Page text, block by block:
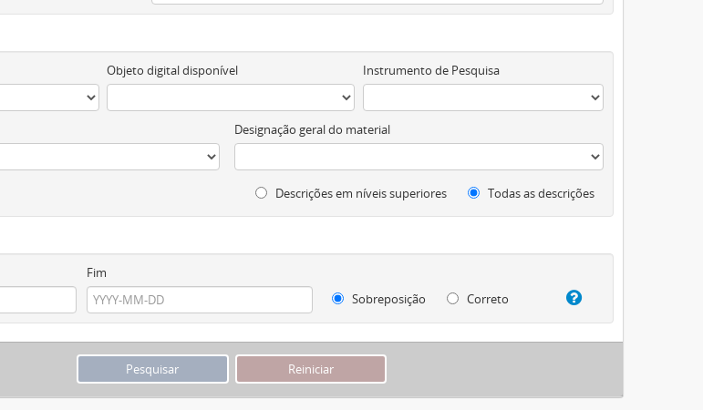
Objeto digital disponível Instrumento de Pesquisa
Designação geral do material
Descrições em níveis superiores Todas as descrições
Fim
Sobreposição
Correto